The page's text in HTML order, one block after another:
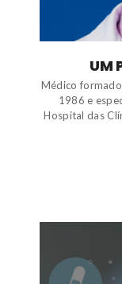
UM
Médico formado
1986 e
Hospital das